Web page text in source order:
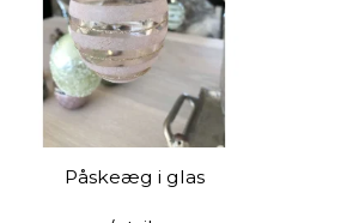
Påskeæg i glas